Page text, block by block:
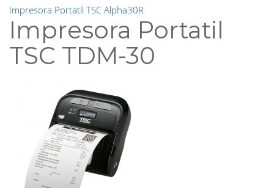
Impresora Portatil TSC Alpha30R
Impresora Portatil
TSC TDM-30